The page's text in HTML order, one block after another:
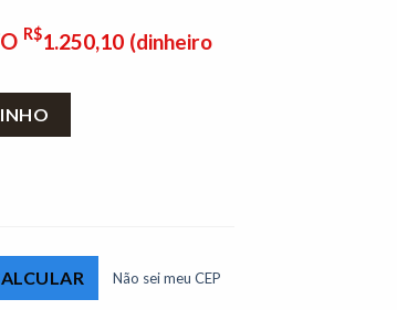
R$1.250,10 (dinheiro
Não sei meu CEP